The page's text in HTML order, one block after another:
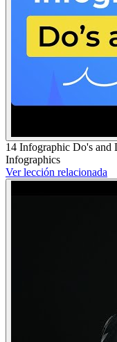
14 Infographic Do's and
Infographics
Ver lección relacionada